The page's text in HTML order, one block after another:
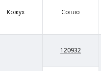
Кожух Сопло
120932